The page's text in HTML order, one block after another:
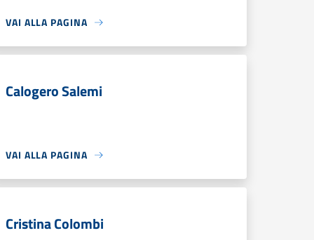
VAI ALLA PAGINA
Calogero Salemi
VAI ALLA PAGINA
Cristina Colombi